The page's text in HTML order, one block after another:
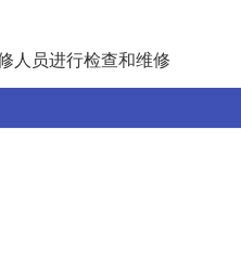
人员进行检查和维修